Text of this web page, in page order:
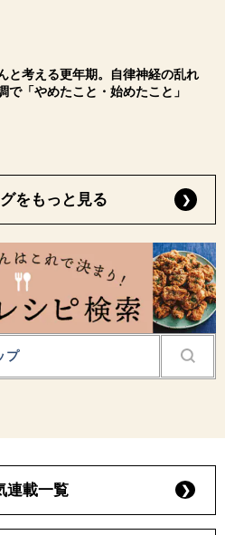
と考える更年期。自律神経の乱れ
で「やめたこと・始めたこと」
をもっと見る
連載一覧